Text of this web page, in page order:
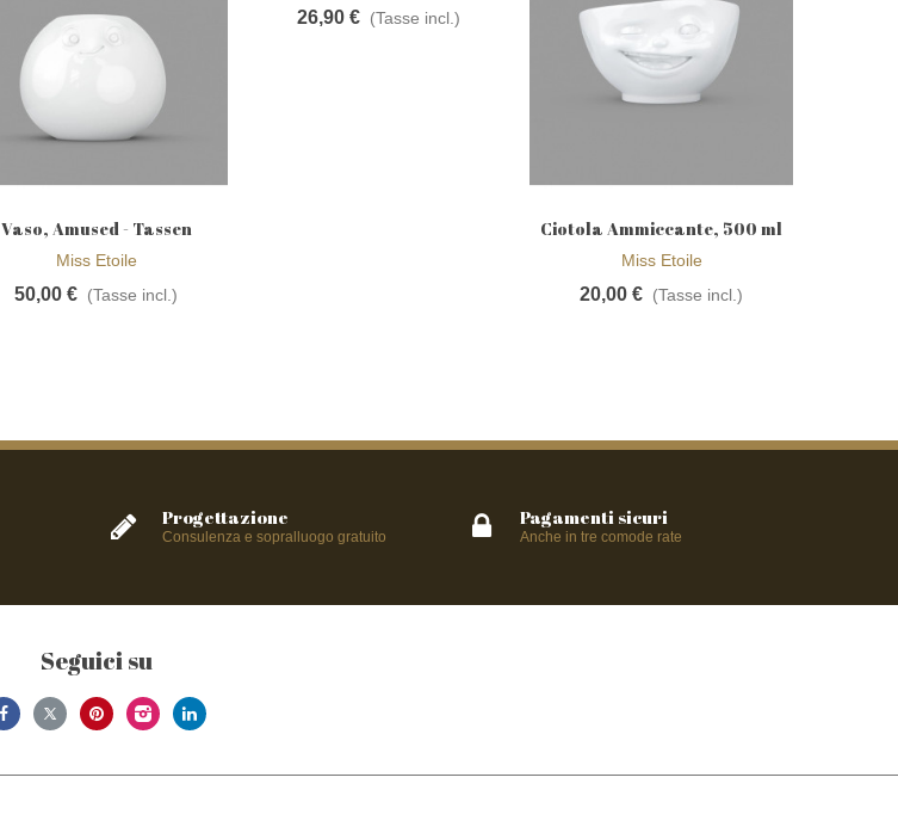
Aggiungi alla wishlist
Vaso, Amused - Tassen
Miss Etoile
50,00 € (Tasse incl.)
26,90 € (Tasse incl.)
Aggiungi alla wishlist
Ciotola Ammiccante, 500 ml
- Tassen
Miss Etoile
20,00 € (Tasse incl.)
Progettazione
Consulenza e sopralluogo gratuito
Pagamenti sicuri
Anche in tre comode rate
Seguici su